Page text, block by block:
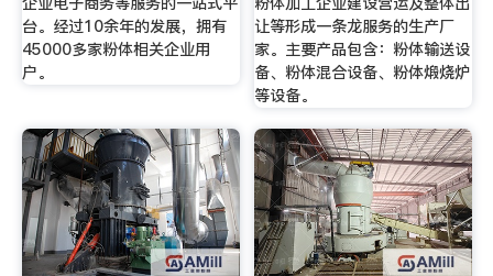
台。经过10余年的发展，拥有
45000多家粉体相关企业用
户。
让等形成一条龙服务的生产厂
家。主要产品包含：粉体输送设
备、粉体混合设备、粉体煅烧炉
等设备。